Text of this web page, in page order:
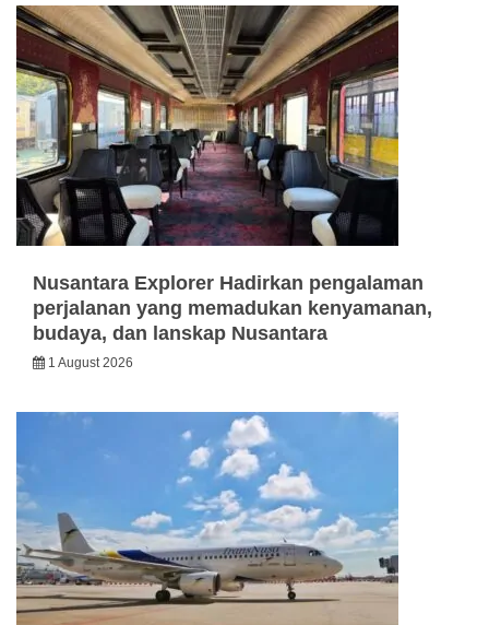
Nusantara Explorer Hadirkan pengalaman
perjalanan yang memadukan kenyamanan,
budaya, dan lanskap Nusantara
1 August 2026